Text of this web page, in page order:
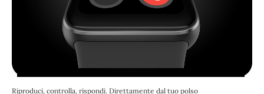
Riproduci, controlla, rispondi. Direttamente dal tuo polso